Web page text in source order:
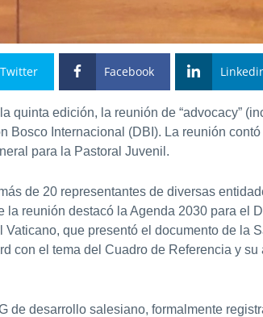
Twitter Facebook
quinta edición, la reunión de “advocacy”
Bosco Internacional (DBI). La reunión
para la Pastoral Juvenil.
de 20 representantes de diversas
la reunión destacó la Agenda 2030 para el
Vaticano, que presentó el documento de la
con el tema del Cuadro de Referencia y
de desarrollo salesiano, formalmente